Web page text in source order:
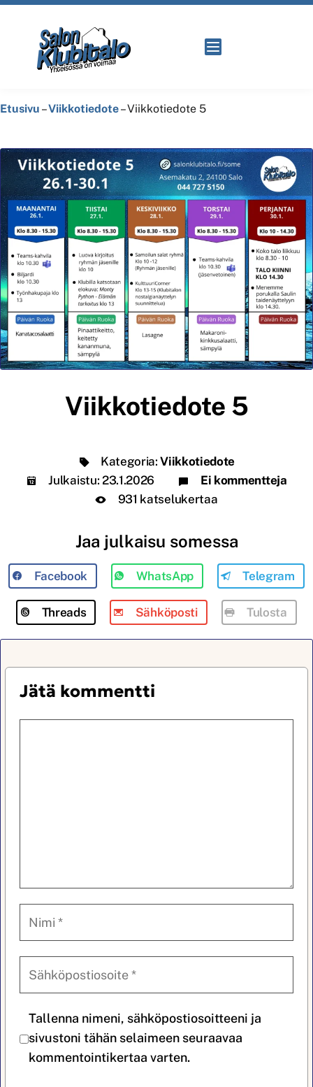
Etusivu –Viikkotiedote–Viikkotiedote 5
Viikkotiedote 5
Kategoria: Viikkotiedote
Julkaistu: 23.1.2026
Ei kommentteja
931 katselukertaa
Jaa julkaisu somessa
Facebook WhatsApp Telegram
Threads Sähköposti Tulosta
Jätä kommentti
Tallenna nimeni, sähköpostiosoitteeni ja
sivustoni tähän selaimeen seuraavaa
kommentointikertaa varten.